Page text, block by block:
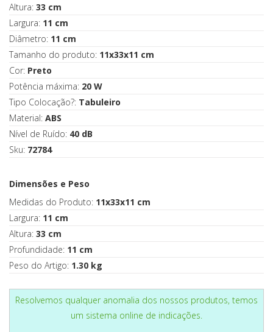
Altura: 33 cm
Largura: 11 cm
Diâmetro: 11 cm
Tamanho do produto: 11x33x11 cm
Cor: Preto
Potência máxima: 20 W
Tipo Colocação?: Tabuleiro
Material: ABS
Nível de Ruído: 40 dB
Sku: 72784
Dimensões e Peso
Medidas do Produto: 11x33x11 cm
Largura: 11 cm
Altura: 33 cm
Profundidade: 11 cm
Peso do Artigo: 1.30 kg
Resolvemos qualquer anomalia dos nossos produtos, temos
um sistema online de indicações.